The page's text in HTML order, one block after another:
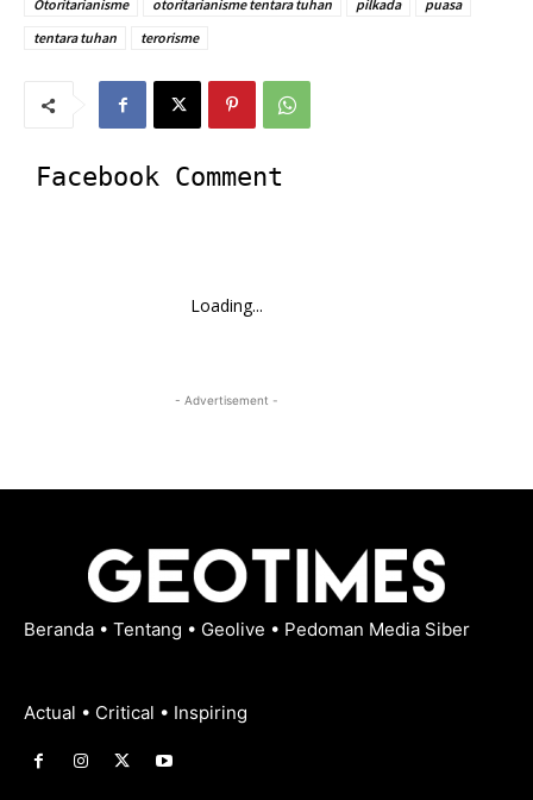
Otoritarianisme
otoritarianisme tentara tuhan pilkada
puasa
tentara tuhan
terorisme
Facebook Comment
Loading...
- Advertisement -
Beranda • Tentang • Geolive • Pedoman Media Siber
Actual • Critical • Inspiring